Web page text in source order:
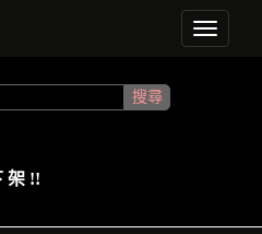
Toggle
架 !!